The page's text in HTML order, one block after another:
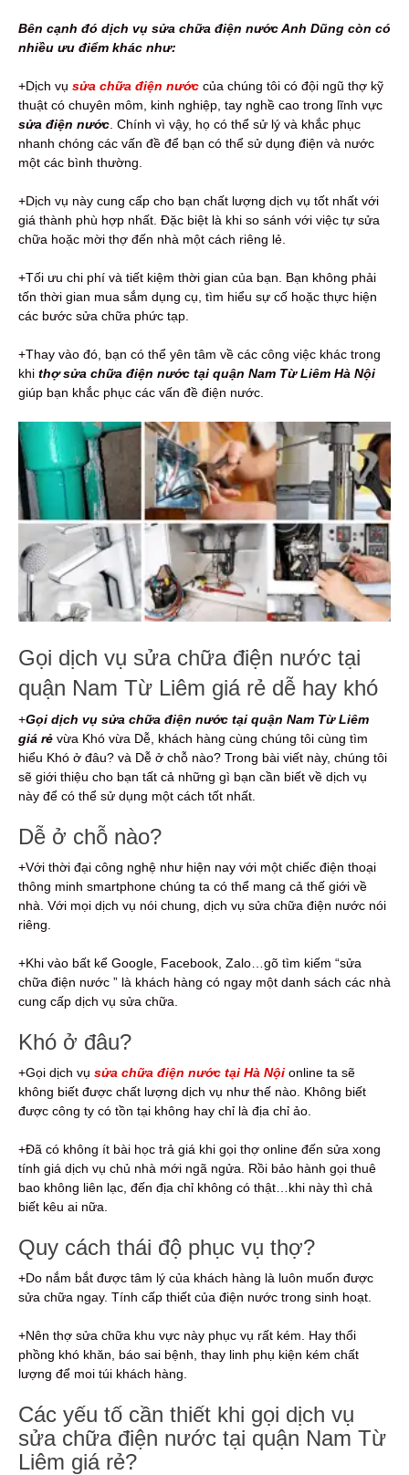
Bên cạnh đó dịch vụ sửa chữa điện nước Anh Dũng còn có
nhiều ưu điểm khác như:
+Dịch vụ sửa chữa điện nước của chúng tôi có đội ngũ thợ kỹ
thuật có chuyên môm, kinh nghiệp, tay nghề cao trong lĩnh vực
sửa điện nước . Chính vì vậy, họ có thể sử lý và khắc phục
nhanh chóng các vấn đề để bạn có thể sử dụng điện và nước
một các bình thường.
+Dịch vụ này cung cấp cho bạn chất lượng dịch vụ tốt nhất với
giá thành phù hợp nhất. Đặc biệt là khi so sánh với việc tự sửa
chữa hoặc mời thợ đến nhà một cách riêng lẻ.
+Tối ưu chi phí và tiết kiệm thời gian của bạn. Bạn không phải
tốn thời gian mua sắm dụng cụ, tìm hiểu sự cố hoặc thực hiện
các bước sửa chữa phức tạp.
+Thay vào đó, bạn có thể yên tâm về các công việc khác trong
khi thợsửa chữa điện nước tại quận Nam Từ Liêm Hà Nội
giúp bạn khắc phục các vấn đề điện nước.
Gọi dịch vụ sửa chữa điện nước tại
quận Nam Từ Liêm giá rẻ dễ hay khó
+Gọi dịch vụ sửa chữa điện nước tại quận Nam Từ Liêm
giá rẻ vừa Khó vừa Dễ, khách hàng cùng chúng tôi cùng tìm
hiểu Khó ở đâu? và Dễ ở chỗ nào? Trong bài viết này, chúng tôi
sẽ giới thiệu cho bạn tất cả những gì bạn cần biết về dịch vụ
này để có thể sử dụng một cách tốt nhất.
Dễ ở chỗ nào?
+Với thời đại công nghệ như hiện nay với một chiếc điện thoại
thông minh smartphone chúng ta có thể mang cả thế giới về
nhà. Với mọi dịch vụ nói chung, dịch vụ sửa chữa điện nước nói
riêng.
+Khi vào bất kể Google, Facebook, Zalo…gõ tìm kiếm “sửa
chữa điện nước ” là khách hàng có ngay một danh sách các nhà
cung cấp dịch vụ sửa chữa.
Khó ở đâu?
+Gọi dịch vụ sửa chữa điện nước tại Hà Nội online ta sẽ
không biết được chất lượng dịch vụ như thế nào. Không biết
được công ty có tồn tại không hay chỉ là địa chỉ ảo.
+Đã có không ít bài học trả giá khi gọi thợ online đến sửa xong
tính giá dịch vụ chủ nhà mới ngã ngửa. Rồi bảo hành gọi thuê
bao không liên lạc, đến địa chỉ không có thật…khi này thì chả
biết kêu ai nữa.
Quy cách thái độ phục vụ thợ?
+Do nắm bắt được tâm lý của khách hàng là luôn muốn được
sửa chữa ngay. Tính cấp thiết của điện nước trong sinh hoạt.
+Nên thợ sửa chữa khu vực này phục vụ rất kém. Hay thổi
phồng khó khăn, báo sai bệnh, thay linh phụ kiện kém chất
lượng để moi túi khách hàng.
Các yếu tố cần thiết khi gọi dịch vụ
sửa chữa điện nước tại quận Nam Từ
Liêm giá rẻ?